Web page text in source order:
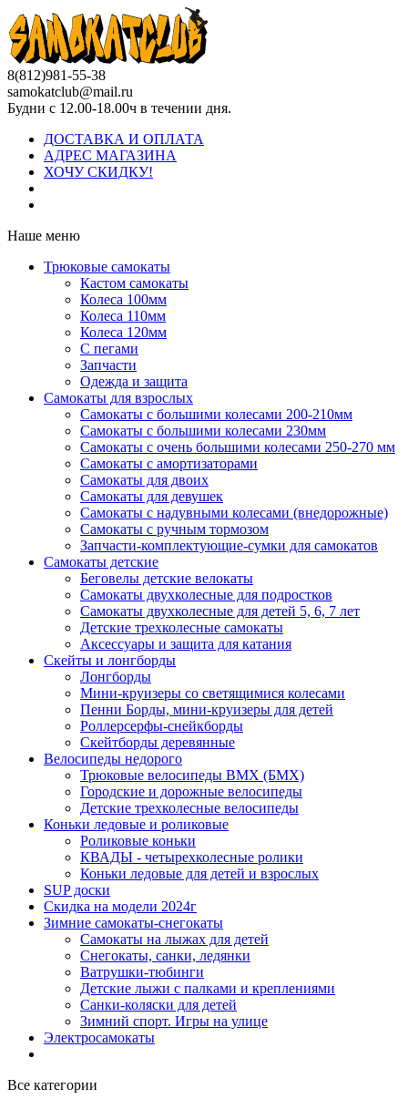
8(812)981-55-38
samokatclub@mail.ru
Будни с 12.00-18.00ч в течении дня.
ДОСТАВКА И ОПЛАТА
АДРЕС МАГАЗИНА
ХОЧУ СКИДКУ!
Наше меню
Трюковые самокаты
Кастом самокаты
Колеса 100мм
Колеса 110мм
Колеса 120мм
С пегами
Запчасти
Одежда и защита
Самокаты для взрослых
Самокаты с большими колесами 200-210мм
Самокаты с большими колесами 230мм
Самокаты с очень большими колесами 250-270 мм
Самокаты с амортизаторами
Самокаты для двоих
Самокаты для девушек
Самокаты с надувными колесами (внедорожные)
Самокаты с ручным тормозом
Запчасти-комплектующие-сумки для самокатов
Самокаты детские
Беговелы детские велокаты
Самокаты двухколесные для подростков
Самокаты двухколесные для детей 5, 6, 7 лет
Детские трехколесные самокаты
Аксессуары и защита для катания
Cкейты и лонгборды
Лонгборды
Мини-круизеры со светящимися колесами
Пенни Борды, мини-круизеры для детей
Роллерсерфы-снейкборды
Скейтборды деревянные
Велосипеды недорого
Трюковые велосипеды BMX (БМХ)
Городские и дорожные велосипеды
Детские трехколесные велосипеды
Коньки ледовые и роликовые
Роликовые коньки
КВАДЫ - четырехколесные ролики
Коньки ледовые для детей и взрослых
SUP доски
Скидка на модели 2024г
Зимние самокаты-снегокаты
Самокаты на лыжах для детей
Снегокаты, санки, ледянки
Ватрушки-тюбинги
Детские лыжи с палками и креплениями
Санки-коляски для детей
Зимний спорт. Игры на улице
Электросамокаты
Все категории